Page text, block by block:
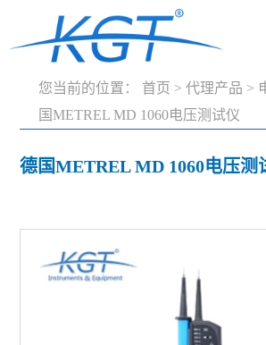
您当前的位置： 首页 > 代理产品 >
国METREL MD 1060电压测试仪
德国METREL MD 1060电压测